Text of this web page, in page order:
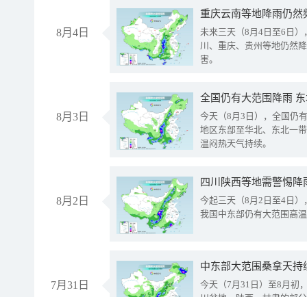
8月4日
重庆云南等地降雨仍然
未来三天（8月4日至6日
川、重庆、贵州等地仍然
害。
8月3日
全国仍有大范围降雨
今天（8月3日），全国仍
地区东部至华北、东北一
温闷热天气持续。
8月2日
今起三天（8月2日至4日
我国中东部仍有大范围高
7月31日
中东部大范围桑拿天
今天（7月31日）至8月初